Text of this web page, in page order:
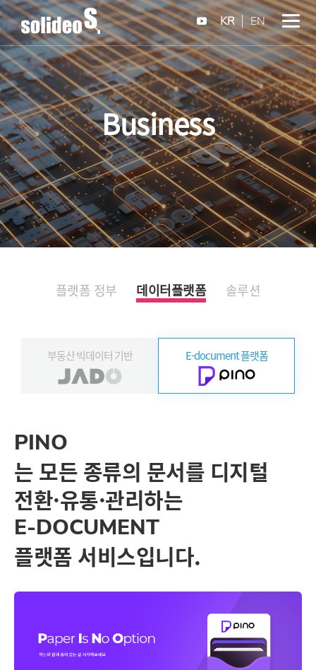
KR EN
Business
플랫폼 정부 데이터플랫폼 솔루션
부동산빅데이터 기반 E-document플랫폼
PINO
는 모든 종류의 문서를 디지털
전환·유통·관리하는
E-DOCUMENT
플랫폼 서비스입니다.